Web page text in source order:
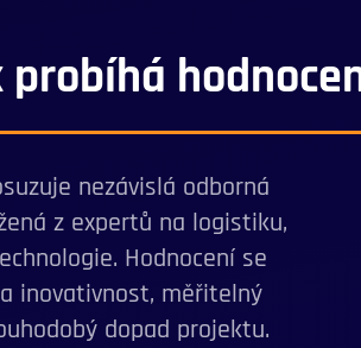
probíhá
nezávislá odborná
z expertů na logistiku,
Hodnocení se
inovativnost, měřitelný
dopad projektu.